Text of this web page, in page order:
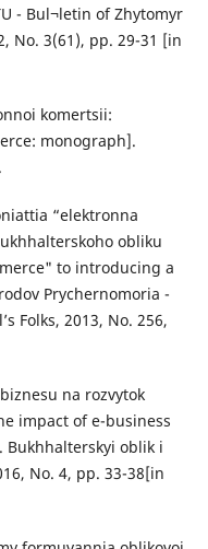
- Bul¬letin of Zhytomyr
No. 3(61), pp. 29-31 [in
komertsii:
monograph].
“elektronna
obliku
to introducing a
Prychernomoria -
Folks, 2013, No. 256,
na rozvytok
impact of e-business
oblik i
No. 4, pp. 33-38[in